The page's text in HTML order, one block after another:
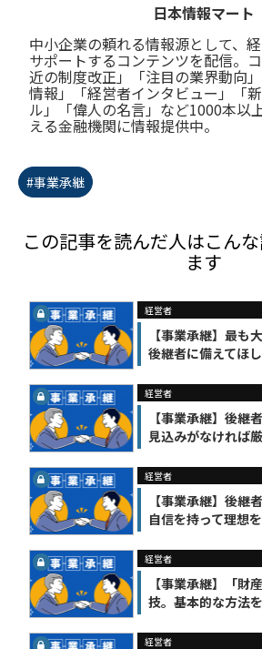
日本情報マート
中小企業の頼れる情報源として、
サポートするコンテンツを配信。
近の制度改正」「注目の業界動向
情報」「経営者インタビュー」「
ル」「偉人の名言」など1000本以
える金融機関に情報提供中。
#事業承継
この記事を読んだ人はこん
ます
経営者
【事業承継】最も
後継者に備えてほ
経営者
【事業承継】後継
見込みがなければ
経営者
【事業承継】後継
自信を持って理想
経営者
【事業承継】「財
技。基本的な方法
経営者